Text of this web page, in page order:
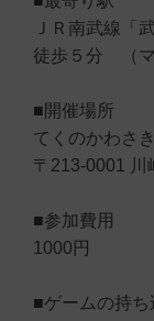
ＪＲ南武線「
徒歩５分 （マ
■開催場所
てくのかわさ
〒213-0001 川
■参加費用
1000円
■ゲームの持ち